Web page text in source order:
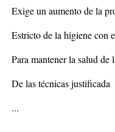
Exige un aumento de la
Estricto de la higiene con
Para mantener la salud
De las técnicas justificada
...